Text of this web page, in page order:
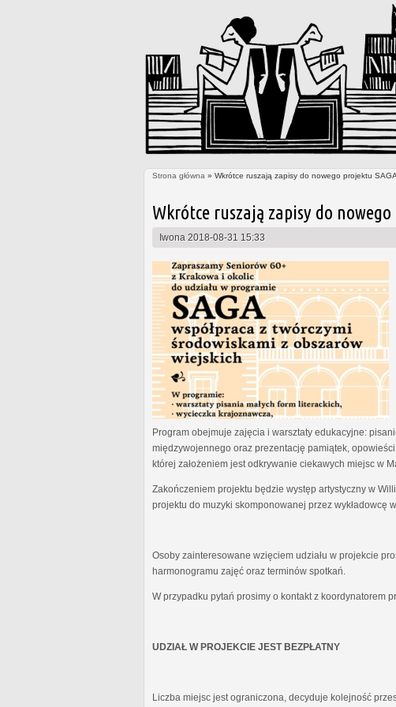
Strona główna » Wkrótce ruszają zapisy do nowego projektu
Wkrótce ruszają zapisy do nowego
Iwona 2018-08-31 15:33
Program obejmuje zajęcia i warsztaty edukacyjne:
międzywojennego oraz prezentację pamiątek,
której założeniem jest odkrywanie ciekawych miejsc w
Zakończeniem projektu będzie występ artystyczny w
projektu do muzyki skomponowanej przez wykładowcę
Osoby zainteresowane wzięciem udziału w projekcie
harmonogramu zajęć oraz terminów spotkań.
W przypadku pytań prosimy o kontakt z koordynatorem
UDZIAŁ W PROJEKCIE JEST BEZPŁATNY
Liczba miejsc jest ograniczona, decyduje kolejność